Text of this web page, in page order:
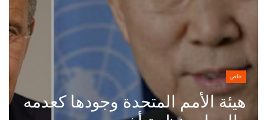
خاص
هيئة الأمم المتحدة وجودها كعدمه